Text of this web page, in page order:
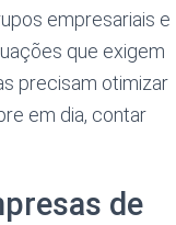
empresariais e
que exigem
precisam otimizar
em dia, contar
de